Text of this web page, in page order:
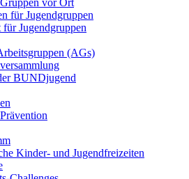
vor Ort
für Jugendgruppen
für Jugendgruppen
(AGs)
BUNDjugend
Kinder- und Jugendfreizeiten